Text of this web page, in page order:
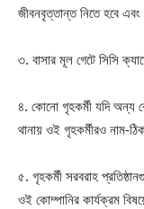
জীবনবৃত্তান্ত নিতে হবে এবং
৩. বাসার মূল গেটে সিসি
৪. কোনো গৃহকর্মী যদি অন্য
থানায় ওই গৃহকর্মীরও নাম-
৫. গৃহকর্মী সরবরাহ
ওই কোম্পানির কার্যক্রম